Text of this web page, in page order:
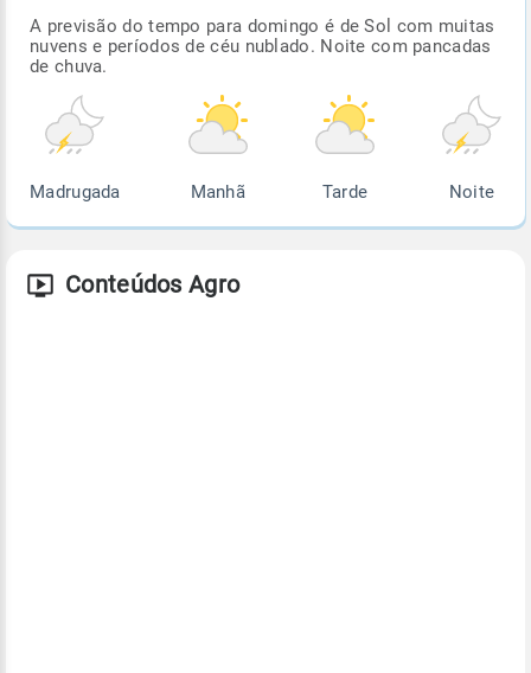
A previsão do tempo para domingo é de Sol com muitas
nuvens e períodos de céu nublado. Noite com pancadas
de chuva.
Madrugada Manhã Tarde Noite
Conteúdos Agro